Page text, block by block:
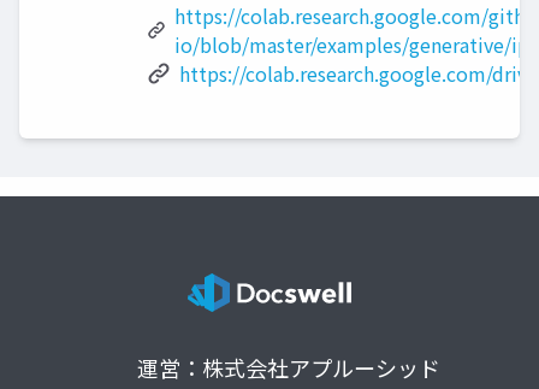
https://colab.research.google.com/
io/blob/master/examples/generative/
https://colab.research.google.com/
運営：株式会社アプルーシッド